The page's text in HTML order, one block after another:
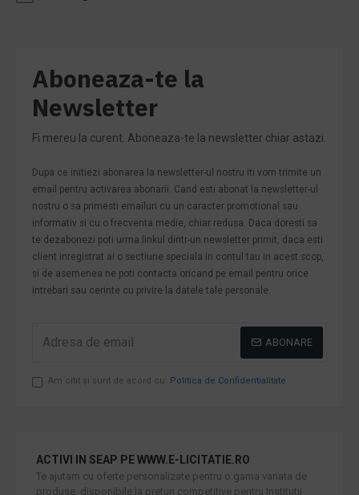
Aboneaza-te la
Newsletter
Fi mereu la curent. Aboneaza-te la newsletter chiar astazi.
Dupa ce initiezi abonarea la newsletter-ul nostru iti vom trimite un
email pentru activarea abonarii. Cand esti abonat la newsletter-ul
nostru o sa primesti emailuri cu un caracter promotional sau
informativ si cu o frecventa medie, chiar redusa. Daca doresti sa
te dezabonezi poti urma linkul dintr-un newsletter primit, daca esti
client inregistrat ai o sectiune speciala in contul tau in acest scop,
si de asemenea ne poti contacta oricand pe email pentru orice
intrebari sau cerinte cu privire la datele tale personale.
ABONARE
Am citit şi sunt de acord cu Politica de Confidentialitate
ACTIVI IN SEAP PE WWW.E-LICITATIE.RO
Te ajutam cu oferte personalizate pentru o gama variata de
produse, disponibile la preturi competitive pentru Institutii